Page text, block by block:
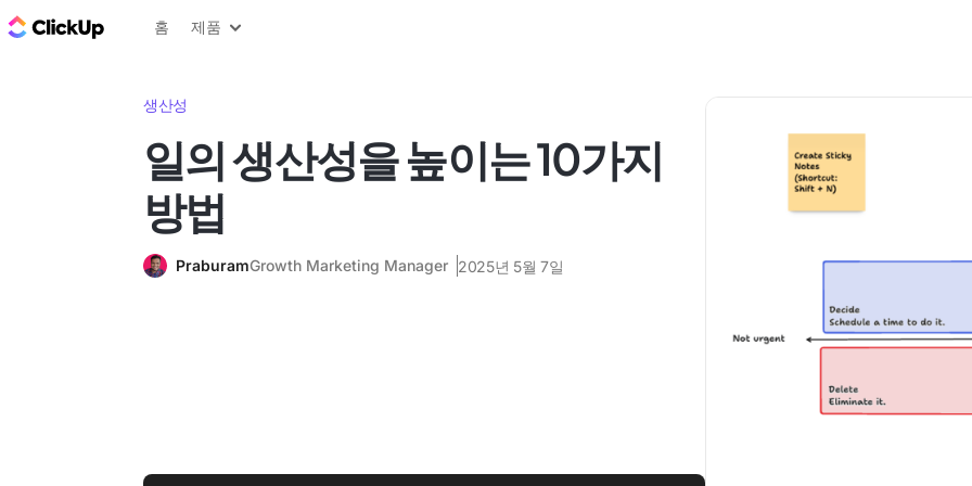
ClickUp 블로그
홈 제품
생산성
일의 생산성을 높이는 10가지
방법
PraburamGrowth Marketing Manager 2025년 5월 7일